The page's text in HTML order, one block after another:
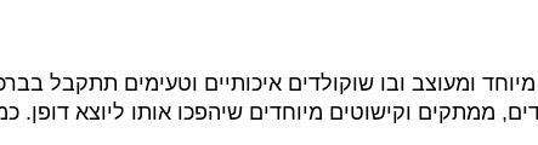
ובו שוקולדים איכותיים וטעימים תתקבל
וקישוטים מיוחדים שיהפכו אותו ליוצא דופן.